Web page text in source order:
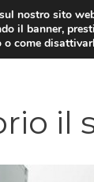
il
nostro sito
il banner,
o come